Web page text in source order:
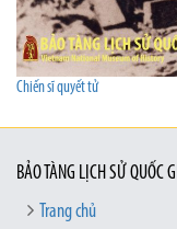
Chiến sĩ quyết tử
BẢO TÀNG LỊCH SỬ QUỐC
Trang chủ